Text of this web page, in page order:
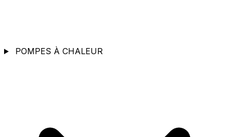
POMPES À CHALEUR